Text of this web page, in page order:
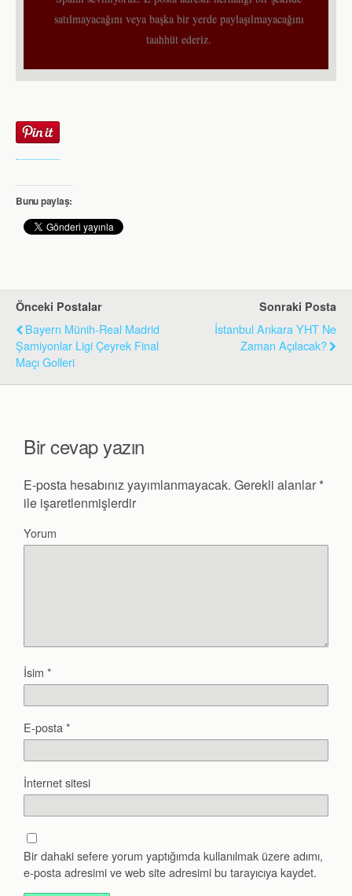
satılmayacağını veya başka bir yerde paylaşılmayacağını
taahhüt ederiz.
Bunu paylaş:
Önceki Postalar
Bayern Münih-Real Madrid
Şamiyonlar Ligi Çeyrek Final
Maçı Golleri
Sonraki Posta
İstanbul Ankara YHT Ne
Zaman Açılacak?
Bir cevap yazın
E-posta hesabınız yayımlanmayacak. Gerekli alanlar *
ile işaretlenmişlerdir
Yorum
İsim *
E-posta*
İnternet sitesi
Bir dahaki sefere yorum yaptığımda kullanılmak üzere adımı,
e-posta adresimi ve web site adresimi bu tarayıcıya kaydet.